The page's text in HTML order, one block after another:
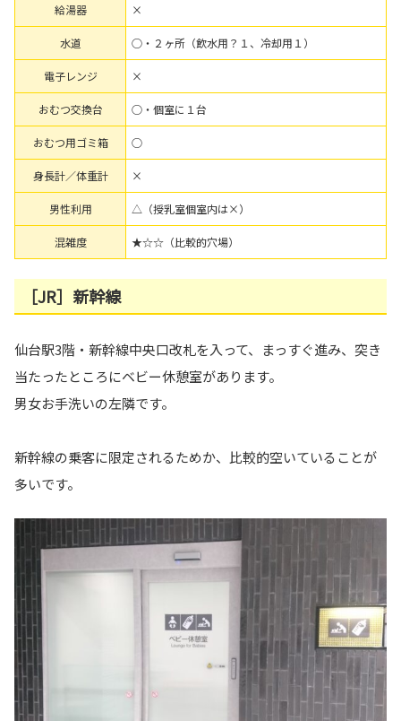
給湯器 ×
水道 ○・２ヶ所（飲水用？１、冷却用１）
電子レンジ ×
おむつ交換台 ○・個室に１台
おむつ用ゴミ箱 ○
身長計／体重計 ×
男性利用 △（授乳室個室内は×）
混雑度 ★☆☆（比較的穴場）
［JR］新幹線
仙台駅3階・新幹線中央口改札を入って、まっすぐ進み、突き
当たったところにベビー休憩室があります。
男女お手洗いの左隣です。
新幹線の乗客に限定されるためか、比較的空いていることが
多いです。